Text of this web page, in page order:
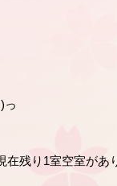
っ
残り1室空室があ